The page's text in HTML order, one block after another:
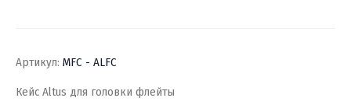
Артикул: MFC - ALFC
Кейс Altus для головки флейты